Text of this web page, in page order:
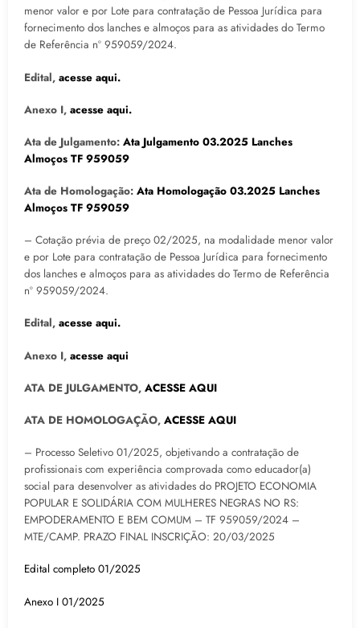
menor valor e por Lote para contratação de Pessoa Jurídica para
fornecimento dos lanches e almoços para as atividades do Termo
de Referência nº 959059/2024.
Edital, acesse aqui.
Anexo I, acesse aqui.
Ata de Julgamento: Ata Julgamento 03.2025 Lanches
Almoços TF 959059
Ata de Homologação: Ata Homologação 03.2025 Lanches
Almoços TF 959059
– Cotação prévia de preço 02/2025, na modalidade menor valor
e por Lote para contratação de Pessoa Jurídica para fornecimento
dos lanches e almoços para as atividades do Termo de Referência
nº 959059/2024.
Edital, acesse aqui.
Anexo I, acesse aqui
ATA DE JULGAMENTO, ACESSE AQUI
ATA DE HOMOLOGAÇÃO, ACESSE AQUI
– Processo Seletivo 01/2025, objetivando a contratação de
profissionais com experiência comprovada como educador(a)
social para desenvolver as atividades do PROJETO ECONOMIA
POPULAR E SOLIDÁRIA COM MULHERES NEGRAS NO RS:
EMPODERAMENTO E BEM COMUM – TF 959059/2024 –
MTE/CAMP. PRAZO FINAL INSCRIÇÃO: 20/03/2025
Edital completo 01/2025
Anexo I 01/2025